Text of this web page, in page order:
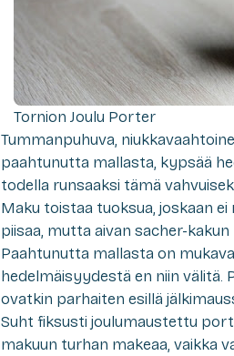
Tornion Joulu Porter
Tummanpuhuva,
paahtunutta mallasta, kypsää
todella runsaaksi tämä
Maku toistaa tuoksua, joskaan
piisaa, mutta aivan sacher-
Paahtunutta mallasta on
hedelmäisyydestä en niin välitä.
ovatkin parhaiten esillä
Suht fiksusti joulumaustettu
makuun turhan makeaa, vaikka